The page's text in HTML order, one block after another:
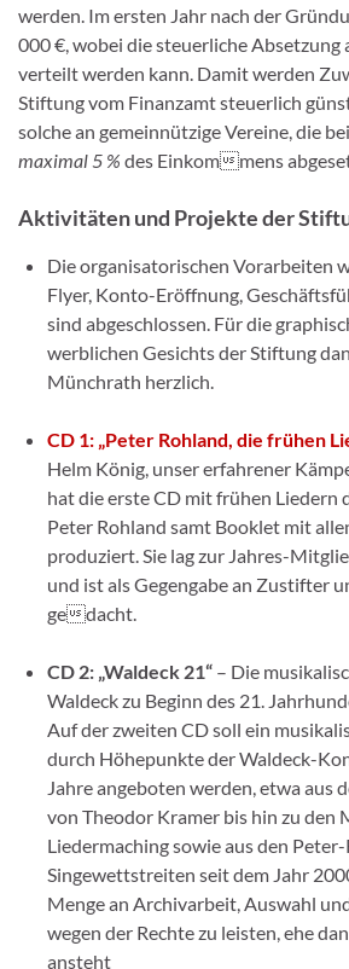
werden. Im ersten Jahr nach der
000 €, wobei die steuerliche Absetzung
verteilt werden kann. Damit werden
Stiftung vom Finanzamt steuerlich
solche an gemeinnützige Vereine, die
maximal 5 % des Einkommens
Aktivitätenund Projekteder
Die organisatorischen Vorarbeiten
Flyer, Konto-Eröffnung,
sind abgeschlossen. Für die
werblichen Gesichts der Stiftung
Münchrath herzlich.
CD 1: „Peter Rohland, die frühen
Helm König, unser erfahrener
hat die erste CD mit frühen Liedern
Peter Rohland samt Booklet mit
produziert. Sie lag zur Jahres-
und ist als Gegengabe an Zustifter
gedacht.
CD 2: „Waldeck 21“ – Die
Waldeck zu Beginn des 21.
Auf der zweiten CD soll ein
durch Höhepunkte der Waldeck-
Jahre angeboten werden, etwa aus
von Theodor Kramer bis hin zu den
Liedermaching sowie aus den
Singewettstreiten seit dem Jahr
Menge an Archivarbeit, Auswahl
wegen der Rechte zu leisten, ehe
ansteht